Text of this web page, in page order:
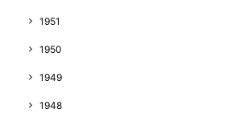
1951
1950
1949
1948